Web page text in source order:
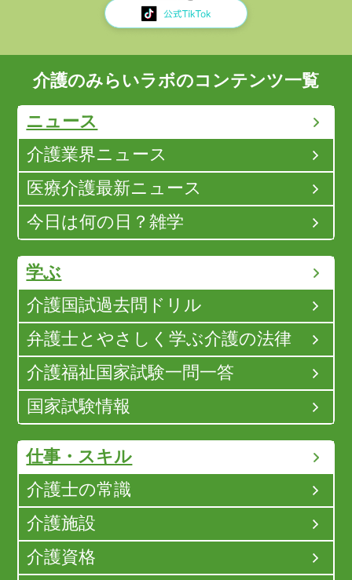
介護のみらいラボのコンテンツ一覧
ニュース
介護業界ニュース
医療介護最新ニュース
今日は何の日？雑学
学ぶ
介護国試過去問ドリル
弁護士とやさしく学ぶ介護の法律
介護福祉国家試験一問一答
国家試験情報
仕事・スキル
介護士の常識
介護施設
介護資格